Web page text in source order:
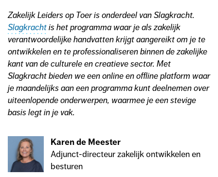
Zakelijk Leiders op Toer is onderdeel van Slagkracht.
Slagkracht is het programma waar je als zakelijk
verantwoordelijke handvatten krijgt aangereikt om je te
ontwikkelen en te professionaliseren binnen de zakelijke
kant van de culturele en creatieve sector. Met
Slagkracht bieden we een online en offline platform waar
je maandelijks aan een programma kunt deelnemen over
uiteenlopende onderwerpen, waarmee je een stevige
basis legt in je vak.
Karen de Meester
Adjunct-directeur zakelijk ontwikkelen en
besturen